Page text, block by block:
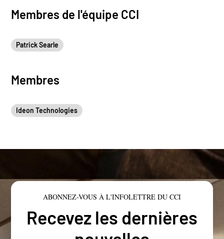
Membres de l'équipe CCI
Patrick Searle
Membres
Ideon Technologies
ABONNEZ-VOUS À L'INFOLETTRE DU CCI
Recevez les dernières